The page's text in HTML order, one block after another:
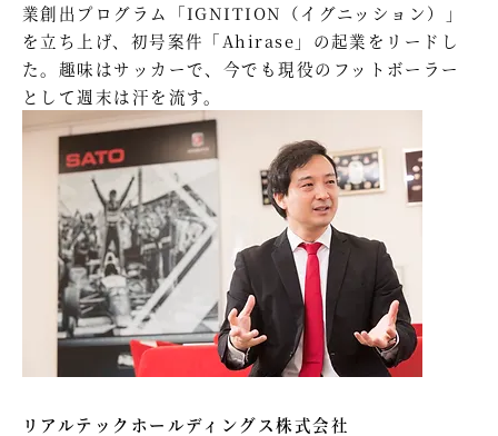
業創出プログラム「IGNITION（イグニッション）」
を立ち上げ、初号案件「Ahirase」の起業をリードし
た。趣味はサッカーで、今でも現役のフットボーラー
として週末は汗を流す。
リアルテックホールディングス株式会社